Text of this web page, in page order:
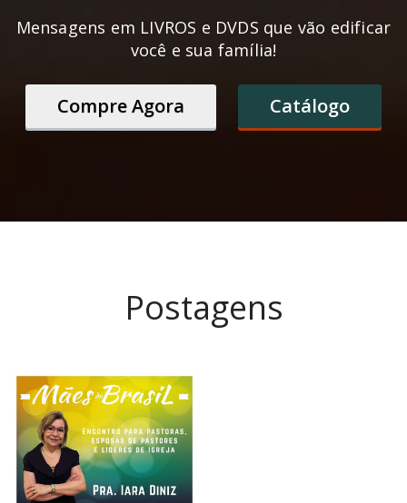
Mensagens em LIVROS e DVDS que vão edificar
você e sua família!
Compre Agora Catálogo
Postagens